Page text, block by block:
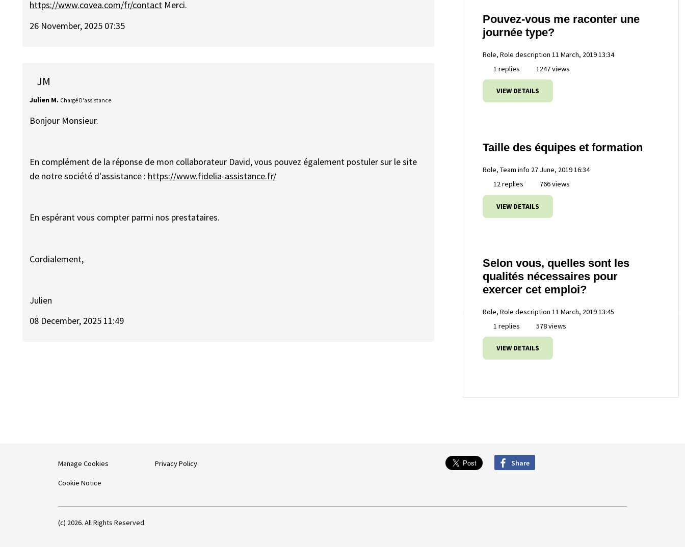
https://www.covea.com/fr/contact Merci.
26 November, 2025 07:35
JM
Julien M. Chargé D'assistance
Bonjour Monsieur.
En complément de la réponse de mon collaborateur David, vous pouvez également postuler sur le site
de notre société d'assistance : https://www.fidelia-assistance.fr/
En espérant vous compter parmi nos prestataires.
Cordialement,
Julien
08 December, 2025 11:49
Pouvez-vous me raconter une
journée type?
Role, Role description 11 March, 2019 13:34
1 replies
1247 views
VIEW DETAILS
Taille des équipes et formation
Role, Team info 27 June, 2019 16:34
12 replies
766 views
VIEW DETAILS
Selon vous, quelles sont les
qualités nécessaires pour
exercer cet emploi?
Role, Role description 11 March, 2019 13:45
1 replies
578 views
VIEW DETAILS
Manage Cookies
Cookie Notice
Privacy Policy Share
(c) 2026. All Rights Reserved.